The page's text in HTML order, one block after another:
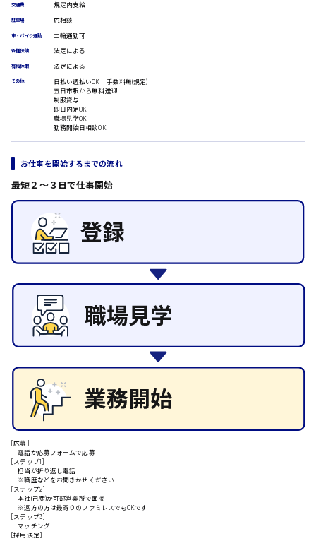
校正・編集
システムエンジニア
プログラマー
カスタマーエンジニア
販売・サービス・フード系
洗い場
その他の専門職
施設管理・整備
自動車整備士
配送・ドライバー
広島市安芸区
東広島市
安芸太田町
安芸郡
山口県
時給制すべて
日給8000円～
日給9000円～
日給10000円以上
交通費 規定内支給
駐車場 応相談
車・バイク通勤 二輪通勤可
各種保険 法定による
有給休暇 法定による
その他
日払い週払いOK 手数料無(規定)
五日市駅から無料送迎
制服貸与
即日内定OK
職場見学OK
勤務開始日相談OK
お仕事を開始するまでの流れ
最短２〜３日で仕事開始
[応募]
電話か応募フォームで応募
[ステップ1]
担当が折り返し電話
※職歴などをお聞きかせください
[ステップ2]
本社(己斐)か可部営業所で面接
※遠方の方は最寄りのファミレスでもOKです
[ステップ3]
マッチング
[採用決定]